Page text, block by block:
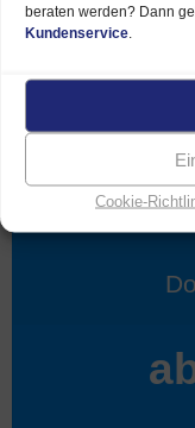
beraten werden? Dann
Kundenservice
Cookie-